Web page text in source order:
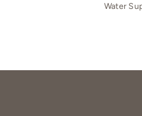
Water